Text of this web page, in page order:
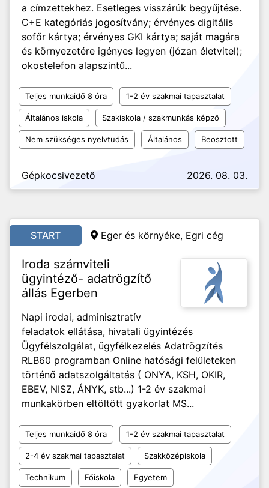
a címzettekhez. Esetleges visszárúk begyűjtése.
C+E kategóriás jogosítvány; érvényes digitális
sofőr kártya; érvényes GKI kártya; saját magára
és környezetére igényes legyen (józan életvitel);
okostelefon alapszintű...
Teljes munkaidő 8 óra 1-2 év szakmai tapasztalat
Általános iskola Szakiskola / szakmunkás képző
Nem szükséges nyelvtudás Általános Beosztott
Gépkocsivezető 2026. 08. 03.
START Eger és környéke, Egri cég
Iroda számviteli
ügyintéző- adatrögzítő
állás Egerben
Napi irodai, adminisztratív
feladatok ellátása, hivatali ügyintézés
Ügyfélszolgálat, ügyfélkezelés Adatrögzítés
RLB60 programban Online hatósági felületeken
történő adatszolgáltatás ( ONYA, KSH, OKIR,
EBEV, NISZ, ÁNYK, stb...) 1-2 év szakmai
munkakörben eltöltött gyakorlat MS...
Teljes munkaidő 8 óra 1-2 év szakmai tapasztalat
2-4 év szakmai tapasztalat Szakközépiskola
Technikum Főiskola Egyetem